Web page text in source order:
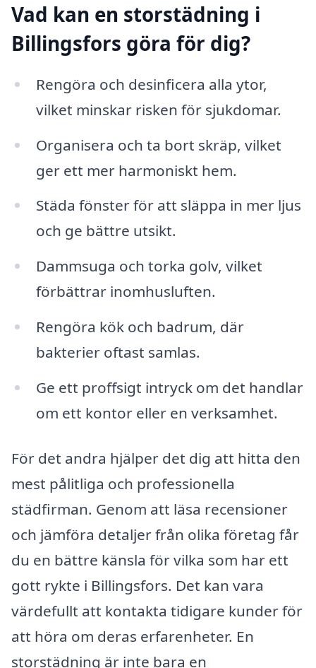
Vad kan en storstädning i
Billingsfors göra för dig?
Rengöra och desinficera alla ytor,
vilket minskar risken för sjukdomar.
Organisera och ta bort skräp, vilket
ger ett mer harmoniskt hem.
Städa fönster för att släppa in mer ljus
och ge bättre utsikt.
Dammsuga och torka golv, vilket
förbättrar inomhusluften.
Rengöra kök och badrum, där
bakterier oftast samlas.
Ge ett proffsigt intryck om det handlar
om ett kontor eller en verksamhet.
För det andra hjälper det dig att hitta den
mest pålitliga och professionella
städfirman. Genom att läsa recensioner
och jämföra detaljer från olika företag får
du en bättre känsla för vilka som har ett
gott rykte i Billingsfors. Det kan vara
värdefullt att kontakta tidigare kunder för
att höra om deras erfarenheter. En
storstädning är inte bara en